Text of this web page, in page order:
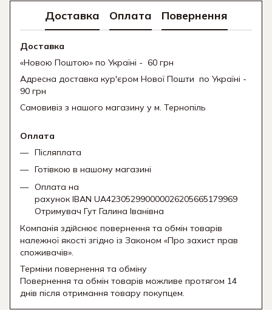
Доставка Оплата Повернення
Доставка
«Новою Поштою» по Україні - 60 грн
Адресна доставка кур'єром Нової Пошти по Україні -
90 грн
Самовивіз з нашого магазину у м. Тернопіль
Оплата
Післяплата
Готівкою в нашому магазині
Оплата на
рахунок IBAN UA423052990000026205665179969
Отримувач Гут Галина Іванівна
Компанія здійснює повернення та обмін товарів
належної якості згідно із Законом «Про захист прав
споживачів».
Терміни повернення та обміну
Повернення та обмін товарів можливе протягом 14
днів після отримання товару покупцем.